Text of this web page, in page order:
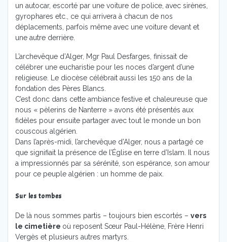
un autocar, escorté par une voiture de police, avec sirènes,
gyrophares etc., ce qui arrivera à chacun de nos
déplacements, parfois même avec une voiture devant et
une autre derrière.
L’archevêque d’Alger, Mgr Paul Desfarges, finissait de
célébrer une eucharistie pour les noces d’argent d’une
religieuse. Le diocèse célébrait aussi les 150 ans de la
fondation des Pères Blancs.
C’est donc dans cette ambiance festive et chaleureuse que
nous « pèlerins de Nanterre » avons été présentés aux
fidèles pour ensuite partager avec tout le monde un bon
couscous algérien.
Dans l’après-midi, l’archevêque d’Alger, nous a partagé ce
que signifiait la présence de l’Église en terre d’Islam. Il nous
a impressionnés par sa sérénité, son espérance, son amour
pour ce peuple algérien : un homme de paix.
Sur les tombes
De là nous sommes partis – toujours bien escortés – vers
le cimetière où reposent Sœur Paul-Hélène, Frère Henri
Vergès et plusieurs autres martyrs.